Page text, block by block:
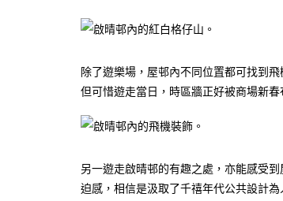
除了遊樂場，屋邨內不同位置都可找到
但可惜遊走當日，時區牆正好被商場新春
另一遊走啟晴邨的有趣之處，亦能感受
迫感，相信是汲取了千禧年代公共設計